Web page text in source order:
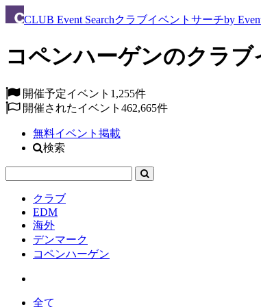
CLUB Event Searchクラブイベントサーチby
コペンハーゲンのクラ
開催予定イベント 1,255件
開催されたイベント 462,665件
無料イベント掲載
検索
クラブ
EDM
海外
デンマーク
コペンハーゲン
全て